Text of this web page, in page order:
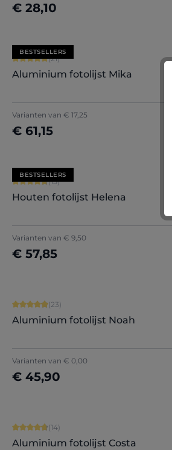
€ 28,10
Nu configureren
BESTSELLERS
Gemiddelde waardering van 5 van
(21)
Aluminium fotolijst Mika
Varianten van € 17,25
€ 61,15
Nu configureren
BESTSELLERS
Gemiddelde waardering van 4.8
(15)
Houten fotolijst Helena
Varianten van € 9,50
€ 57,85
Nu configureren
Gemiddelde waardering van 4.91
(23)
Aluminium fotolijst Noah
Varianten van € 0,00
€ 45,90
Nu configureren
Gemiddelde waardering van 4.86
(14)
Aluminium fotolijst Costa